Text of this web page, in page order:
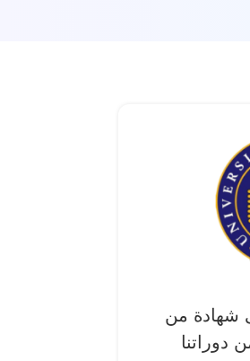
شهادة من
دوراتنا